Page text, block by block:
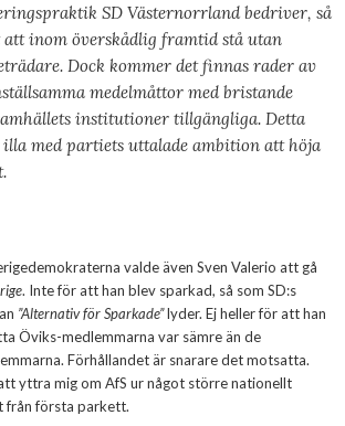
SD Västernorrland bedriver, så
inom överskådlig framtid stå utan
Dock kommer det finnas rader av
medelmåttor med bristande
institutioner tillgängliga. Detta
med partiets uttalade ambition att höja
valde även Sven Valerio att gå
. Inte för att han blev sparkad, så som SD:s
”Alternativ för Sparkade”lyder. Ej heller för att han
Öviks-medlemmarna var sämre än de
Förhållandet är snarare det motsatta.
yttra mig om AfS ur något större nationellt
från första parkett.